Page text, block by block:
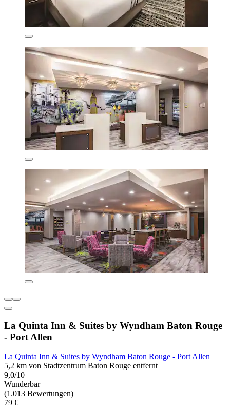
La Quinta Inn & Suites by Wyndham Baton Rouge
- Port Allen
La Quinta Inn & Suites by Wyndham Baton Rouge - Port Allen
5,2 km von Stadtzentrum Baton Rouge entfernt
9,0/10
Wunderbar
(1.013 Bewertungen)
79 €